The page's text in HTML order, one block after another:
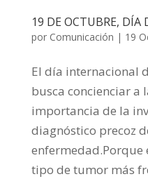
19 DE OCTUBRE, DÍA
por Comunicación | 19
El día internacional
busca concienciar a
importancia de la
diagnóstico precoz
enfermedad.Porque
tipo de tumor más